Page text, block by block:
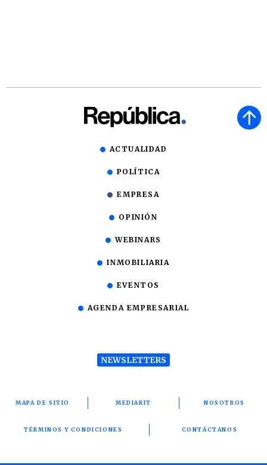
ACTUALIDAD
POLÍTICA
EMPRESA
OPINIÓN
WEBINARS
INMOBILIARIA
EVENTOS
AGENDA EMPRESARIAL
NEWSLETTERS
MAPA DE SITIO MEDIAKIT NOSOTROS
TÉRMINOS Y CONDICIONES CONTÁCTANOS